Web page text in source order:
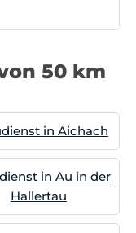
50 km
in Aichach
in Au in der
Hallertau